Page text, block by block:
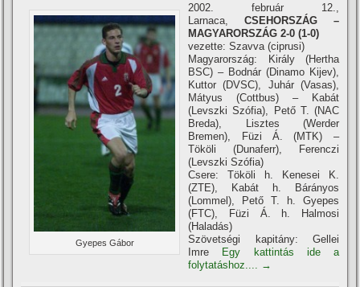
Gyepes Gábor
2002. február 12.,
Larnaca, CSEHORSZÁG –
MAGYARORSZÁG 2-0 (1-0)
vezette: Szavva (ciprusi)
Magyarország: Király (Hertha
BSC) – Bodnár (Dinamo Kijev),
Kuttor (DVSC), Juhár (Vasas),
Mátyus (Cottbus) – Kabát
(Levszki Szófia), Pető T. (NAC
Breda), Lisztes (Werder
Bremen), Füzi Á. (MTK) –
Tököli (Dunaferr), Ferenczi
(Levszki Szófia)
Csere: Tököli h. Kenesei K.
(ZTE), Kabát h. Bárányos
(Lommel), Pető T. h. Gyepes
(FTC), Füzi Á. h. Halmosi
(Haladás)
Szövetségi kapitány: Gellei
Imre
Egy kattintás ide a
folytatáshoz....
→